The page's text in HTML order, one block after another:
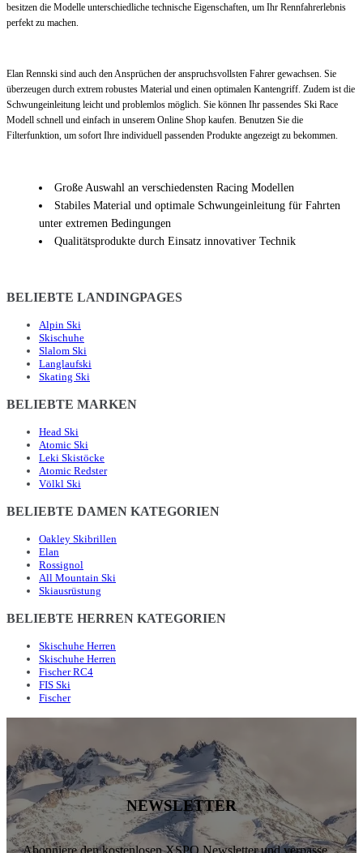
besitzen die Modelle unterschiedliche technische Eigenschaften, um Ihr Rennfahrerlebnis
perfekt zu machen.
Elan Rennski sind auch den Ansprüchen der anspruchsvollsten Fahrer gewachsen. Sie
überzeugen durch extrem robustes Material und einen optimalen Kantengriff. Zudem ist die
Schwungeinleitung leicht und problemlos möglich. Sie können Ihr passendes Ski Race
Modell schnell und einfach in unserem Online Shop kaufen. Benutzen Sie die
Filterfunktion, um sofort Ihre individuell passenden Produkte angezeigt zu bekommen.
Große Auswahl an verschiedensten Racing Modellen
Stabiles Material und optimale Schwungeinleitung für Fahrten
unter extremen Bedingungen
Qualitätsprodukte durch Einsatz innovativer Technik
BELIEBTE LANDINGPAGES
Alpin Ski
Skischuhe
Slalom Ski
Langlaufski
Skating Ski
BELIEBTE MARKEN
Head Ski
Atomic Ski
Leki Skistöcke
Atomic Redster
Völkl Ski
BELIEBTE DAMEN KATEGORIEN
Oakley Skibrillen
Elan
Rossignol
All Mountain Ski
Skiausrüstung
BELIEBTE HERREN KATEGORIEN
Skischuhe Herren
Skischuhe Herren
Fischer RC4
FIS Ski
Fischer
NEWSLETTER
Abonniere den kostenlosen XSPO Newsletter und verpasse